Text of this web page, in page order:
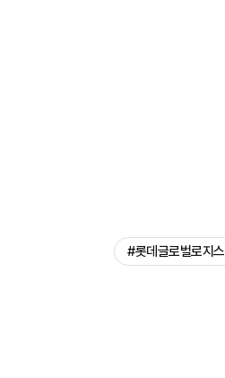
#롯데글로벌로지스